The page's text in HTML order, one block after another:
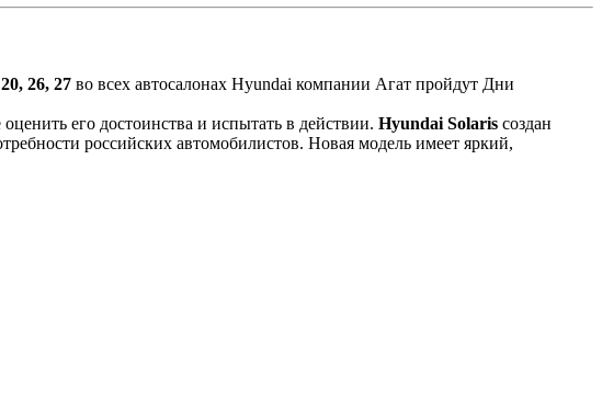
26, 27 во всех автосалонах Hyundai компании Агат пройдут Дни
оценить его достоинства и испытать в действии. Hyundai Solaris создан
российских автомобилистов. Новая модель имеет яркий,